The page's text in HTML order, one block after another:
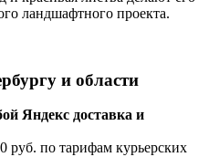
ландшафтного проекта.
и области
Яндекс доставка и
руб. по тарифам курьерских